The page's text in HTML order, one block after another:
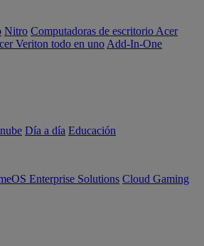
Nitro Computadoras de escritorio Acer
Veriton todo en uno Add-In-One
Día a día Educación
Enterprise Solutions Cloud Gaming